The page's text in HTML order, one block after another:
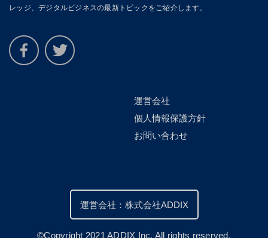
レッジ、デジタルビジネスの最新トピックをご紹介します。
運営会社
個人情報保護方針
お問い合わせ
運営会社：株式会社ADDIX
©Copyright 2021 ADDIX Inc. All rights reserved.